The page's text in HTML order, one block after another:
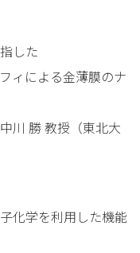
した
による金薄膜のナ
東北大
学を利用した機能